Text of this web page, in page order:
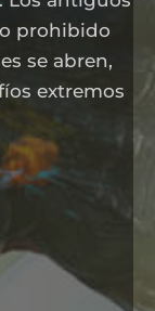
prohibido
se abren,
extremos